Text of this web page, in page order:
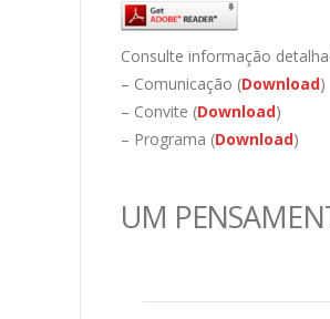
Consulte informação
– Comunicação (Download)
– Convite (Download)
– Programa (Download)
UM